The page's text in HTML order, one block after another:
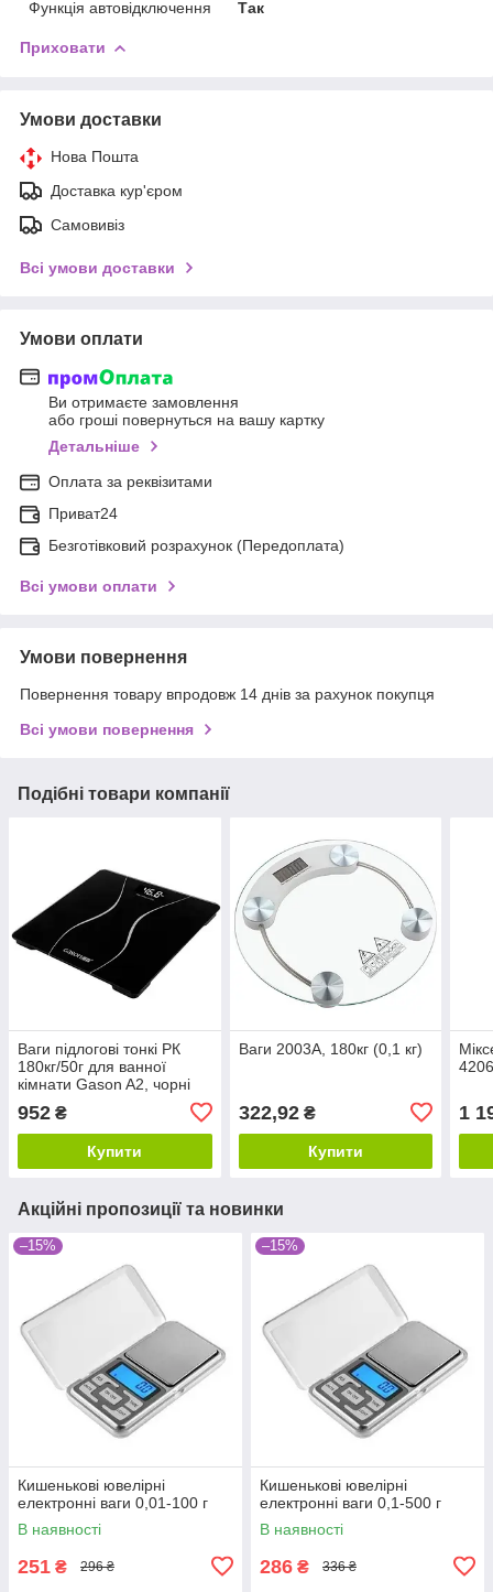
Функція автовідключення Так
Приховати
Умови доставки
Нова Пошта
Доставка кур'єром
Самовивіз
Всі умови доставки
Умови оплати
Ви отримаєте замовлення
або гроші повернуться на вашу картку
Детальніше
Оплата за реквізитами
Приват24
Безготівковий розрахунок (Передоплата)
Всі умови оплати
Умови повернення
Повернення товару впродовж 14 днів за рахунок покупця
Всі умови повернення
Подібні товари компанії
Ваги підлогові тонкі РК
180кг/50г для ванної
кімнати Gason A2, чорні
952 ₴
Купити
Ваги 2003A, 180кг (0,1 кг)
322,92₴
Купити
1
Акційні пропозиції та новинки
–15%
Кишенькові ювелірні
електронні ваги 0,01-100 г
В наявності
251 ₴ 296 ₴
–15%
Кишенькові ювелірні
електронні ваги 0,1-500 г
В наявності
286 ₴ 336 ₴